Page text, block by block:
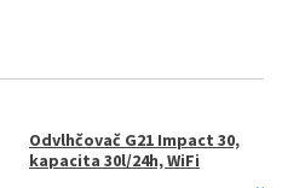
Odvlhčovač G21 Impact 30,
kapacita 30l/24h, WiFi